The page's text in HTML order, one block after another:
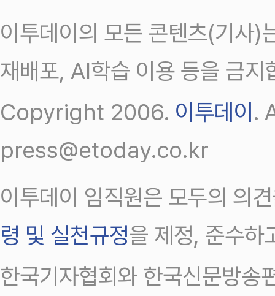
이투데이의 모든 콘텐츠(기사)
재배포, AI학습 이용 등을 금지
Copyright 2006. 이투데이.
press@etoday.co.kr
이투데이 임직원은 모두의 의
령 및 실천규정을 제정, 준수하
한국기자협회와 한국신문방송